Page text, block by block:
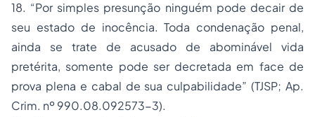
18. “Por simples presunção ninguém pode decair de
seu estado de inocência. Toda condenação penal,
ainda se trate de acusado de abominável vida
pretérita, somente pode ser decretada em face de
prova plena e cabal de sua culpabilidade” (TJSP; Ap.
Crim. nº 990.08.092573-3).